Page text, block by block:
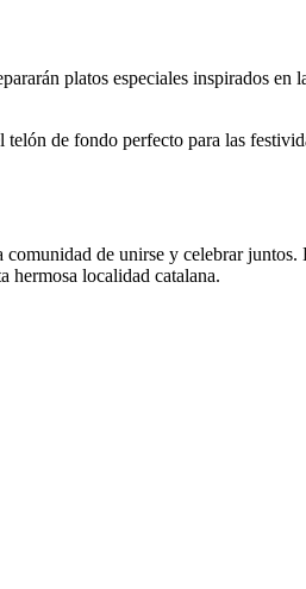
platos especiales inspirados en
de fondo perfecto para las
de unirse y celebrar
hermosa localidad catalana.